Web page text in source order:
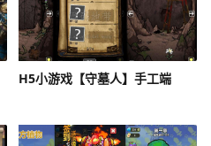
H5小游戏【守墓人】手工端